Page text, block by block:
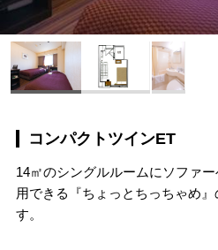
コンパクトツインET
14㎡のシングルルームにソファ
用できる『ちょっとちっちゃめ
す。